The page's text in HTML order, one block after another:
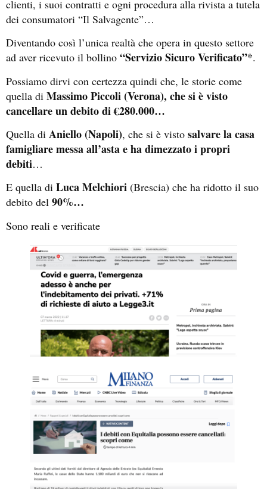
clienti, i suoi contratti e ogni procedura alla rivista a tutela
dei consumatori “Il Salvagente”…
Diventando così l’unica realtà che opera in questo settore
ad aver ricevuto il bollino “Servizio Sicuro Verificato”*.
Possiamo dirvi con certezza quindi che, le storie come
quella di Massimo Piccoli (Verona), che si è visto
cancellare un debito di €280.000…
Quella di Aniello (Napoli), che si è visto salvare la casa
famigliare messa all’asta e ha dimezzato i propri
debiti…
E quella di Luca Melchiori (Brescia) che ha ridotto il suo
debito del 90%…
Sono reali e verificate